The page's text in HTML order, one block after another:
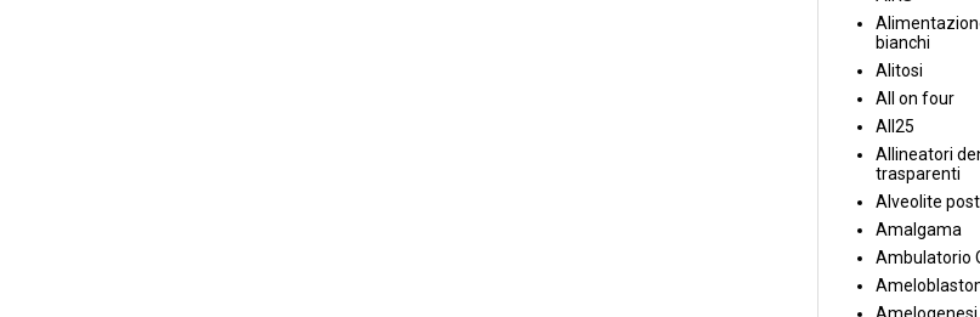
bianchi
Alitosi
All on four
All25
Allineatori
trasparenti
Alveolite
Amalgama
Ambulatorio